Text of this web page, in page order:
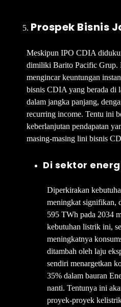
Prospek Bisnis
Meskipun IPO CDIA
dimiliki Barito Pacific Grup.
mengincar keuntungan
bisnis CDIA yang berada di
dalam jangka panjang,
recurring income. Tentu ini
keberlanjutan pendapatan
masing-masing lini bisnis
Di sektor
Diperkirakan
meningkat signifikan,
595 TWh pada 2034
kebutuhan listrik ini,
meningkatnya
ditambah oleh laju
sendiri menargetkan
35% dalam bauran
nanti. Tentunya ini
proyek-proyek